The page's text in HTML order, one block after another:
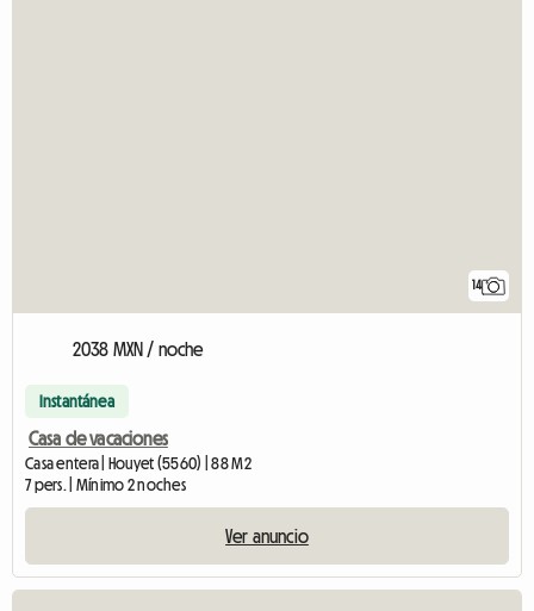
14
2038 MXN / noche
Instantánea
Casa de vacaciones
Casa entera | Houyet (5560) | 88 M2
7 pers. | Mínimo 2 noches
Ver anuncio